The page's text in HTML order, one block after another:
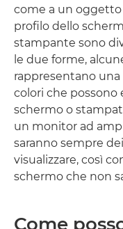
come a un oggetto
profilo dello
stampante sono
le due forme,
rappresentano
colori che possono
schermo o
un monitor ad
saranno sempre
visualizzare, così
schermo che non
Come